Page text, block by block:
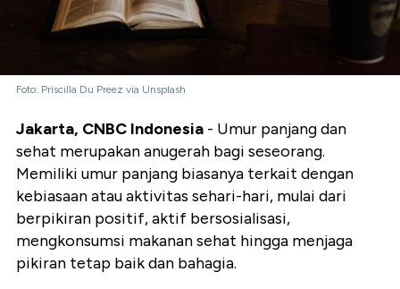
Foto: Priscilla Du Preez via Unsplash
Jakarta, CNBC Indonesia - Umur panjang dan
sehat merupakan anugerah bagi seseorang.
Memiliki umur panjang biasanya terkait dengan
kebiasaan atau aktivitas sehari-hari, mulai dari
berpikiran positif, aktif bersosialisasi,
mengkonsumsi makanan sehat hingga menjaga
pikiran tetap baik dan bahagia.